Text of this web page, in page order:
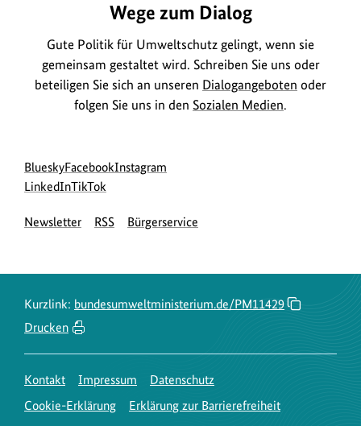
Wege zum Dialog
Gute Politik für Umweltschutz gelingt, wenn sie
gemeinsam gestaltet wird. Schreiben Sie uns oder
beteiligen Sie sich an unseren Dialogangeboten oder
folgen Sie uns in den Sozialen Medien.
Social
Media
Blueskyzur
Bluesky-
des
Facebookzur
des
Instagram
des
LinkedInzur
Seite
zur
Seite
TikTok
Newsletter RSS Bürgerservice
Kurzlink: bundesumweltministerium.de/PM11429
Drucken
Kontakt Impressum
Datenschutz
Cookie-Erklärung
Erklärung zur Barrierefreiheit